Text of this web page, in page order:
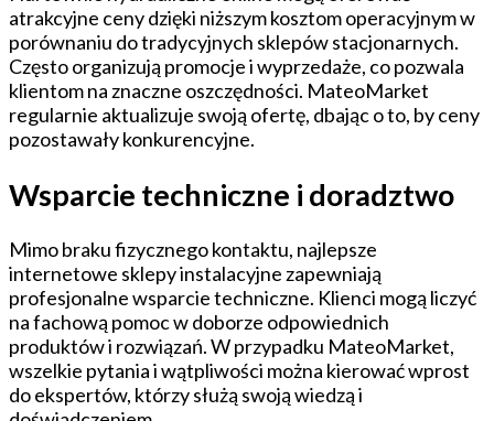
atrakcyjne ceny dzięki niższym kosztom operacyjnym w
porównaniu do tradycyjnych sklepów stacjonarnych.
Często organizują promocje i wyprzedaże, co pozwala
klientom na znaczne oszczędności. MateoMarket
regularnie aktualizuje swoją ofertę, dbając o to, by ceny
pozostawały konkurencyjne.
Wsparcie techniczne i doradztwo
Mimo braku fizycznego kontaktu, najlepsze
internetowe sklepy instalacyjne zapewniają
profesjonalne wsparcie techniczne. Klienci mogą liczyć
na fachową pomoc w doborze odpowiednich
produktów i rozwiązań. W przypadku MateoMarket,
wszelkie pytania i wątpliwości można kierować wprost
do ekspertów, którzy służą swoją wiedzą i